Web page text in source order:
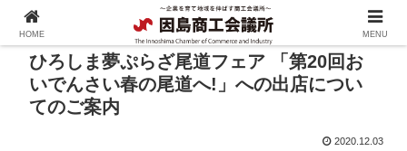
ひろしま夢ぷらざ尾道フェア 「第20回お
いでんさい春の尾道へ!」への出店につい
てのご案内
2020.12.03
HOME MENU